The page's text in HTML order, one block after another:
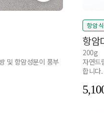
및 항암성분이 풍부
항암
항암
200g
자연드
합니다.